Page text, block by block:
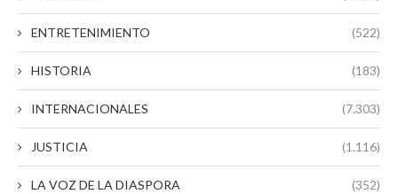
ENTRETENIMIENTO (522)
HISTORIA (183)
INTERNACIONALES (7.303)
JUSTICIA (1.116)
LA VOZ DE LA DIASPORA (352)